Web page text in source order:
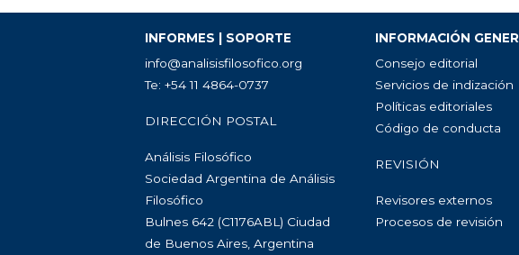
INFORMES | SOPORTE
info@analisisfilosofico.org
Te: +54 11 4864-0737
DIRECCIÓN POSTAL
Análisis Filosófico
Sociedad Argentina de Análisis
Filosófico
Bulnes 642 (C1176ABL) Ciudad
de Buenos Aires, Argentina
INFORMACIÓN
Consejo editorial
Servicios de indización
Políticas editoriales
Código de conducta
REVISIÓN
Revisores externos
Procesos de revisión